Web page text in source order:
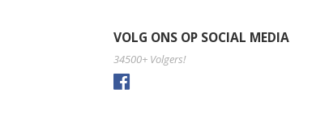
VOLG ONS OP SOCIAL MEDIA
34500+ Volgers!